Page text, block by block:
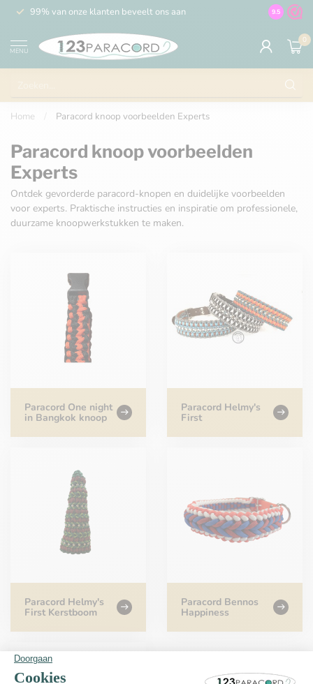
99% van onze klanten beveelt ons aan 100% de
9.5
MENU
0
Home Paracord knoop voorbeelden Experts
Paracord knoop voorbeelden
Experts
Ontdek gevorderde paracord-knopen en duidelijke voorbeelden
voor experts. Praktische instructies en inspiratie om professionele,
duurzame knoopwerkstukken te maken.
Paracord One night
in Bangkok knoop
Paracord Helmy's
First
Paracord Helmy's
First Kerstboom
Paracord Bennos
Happiness